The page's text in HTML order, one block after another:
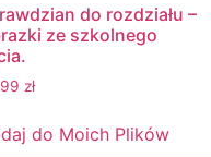
do rozdziału –
ze szkolnego
zł
do Moich Plików